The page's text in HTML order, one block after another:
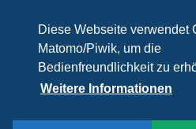
Diese Webseite verwendet
Matomo/Piwik, um die
Bedienfreundlichkeit zu
Weitere Informationen